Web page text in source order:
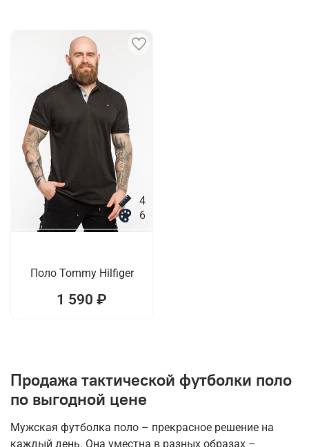
4
6
Поло Tommy Hilfiger
1 590 ₽
Продажа тактической футболки поло
по выгодной цене
Мужская футболка поло – прекрасное решение на
каждый день. Она уместна в разных образах –